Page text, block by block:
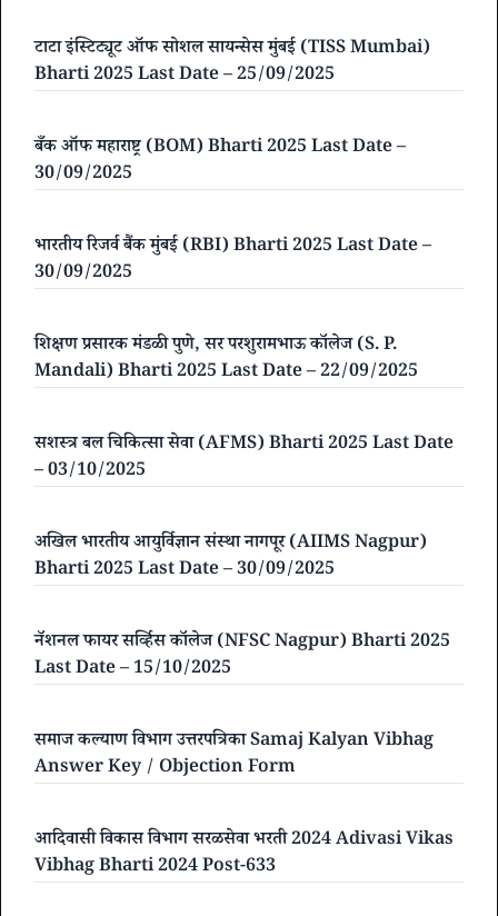
टाटा इंस्टिट्यूट ऑफ सोशल सायन्सेस मुंबई (TISS Mumbai)
Bharti 2025 Last Date – 25/09/2025
बँक ऑफ महाराष्ट्र (BOM) Bharti 2025 Last Date –
30/09/2025
भारतीय रिजर्व बैंक मुंबई (RBI) Bharti 2025 Last Date –
30/09/2025
शिक्षण प्रसारक मंडळी पुणे, सर परशुरामभाऊ कॉलेज (S. P.
Mandali) Bharti 2025 Last Date – 22/09/2025
सशस्त्र बल चिकित्सा सेवा (AFMS) Bharti 2025 Last Date
– 03/10/2025
अखिल भारतीय आयुर्विज्ञान संस्था नागपूर (AIIMS Nagpur)
Bharti 2025 Last Date – 30/09/2025
नॅशनल फायर सर्व्हिस कॉलेज (NFSC Nagpur) Bharti 2025
Last Date – 15/10/2025
समाज कल्याण विभाग उत्तरपत्रिका Samaj Kalyan Vibhag
Answer Key / Objection Form
आदिवासी विकास विभाग सरळसेवा भरती 2024 Adivasi Vikas
Vibhag Bharti 2024 Post-633